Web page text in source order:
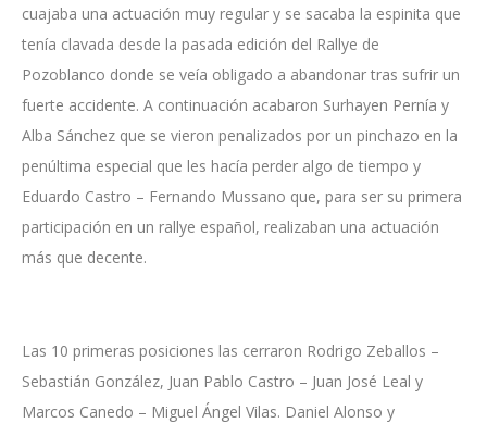
cuajaba una actuación muy regular y se sacaba la espinita que
tenía clavada desde la pasada edición del Rallye de
Pozoblanco donde se veía obligado a abandonar tras sufrir un
fuerte accidente. A continuación acabaron Surhayen Pernía y
Alba Sánchez que se vieron penalizados por un pinchazo en la
penúltima especial que les hacía perder algo de tiempo y
Eduardo Castro – Fernando Mussano que, para ser su primera
participación en un rallye español, realizaban una actuación
más que decente.
Las 10 primeras posiciones las cerraron Rodrigo Zeballos –
Sebastián González, Juan Pablo Castro – Juan José Leal y
Marcos Canedo – Miguel Ángel Vilas. Daniel Alonso y